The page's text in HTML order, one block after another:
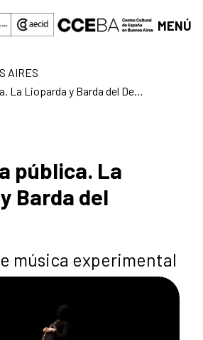
MENÚ
AIRES
Entrevista pública. La Lioparda y Barda del Desierto
pública. La
Barda del
música experimental